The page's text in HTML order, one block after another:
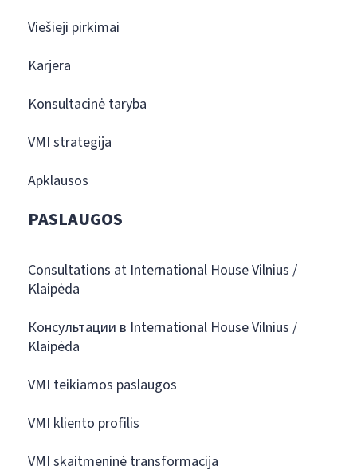
Viešieji pirkimai
Karjera
Konsultacinė taryba
VMI strategija
Apklausos
PASLAUGOS
Consultations at International House Vilnius /
Klaipėda
Консультации в International House Vilnius /
Klaipėda
VMI teikiamos paslaugos
VMI kliento profilis
VMI skaitmeninė transformacija